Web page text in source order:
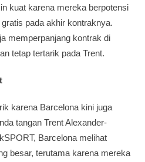
kuat karena mereka berpotensi
pada akhir kontraknya.
memperpanjang kontrak di
tetap tertarik pada Trent.
karena Barcelona kini juga
tangan Trent Alexander-
Barcelona melihat
besar, terutama karena mereka